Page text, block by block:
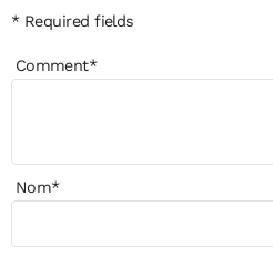
* Required fields
Comment*
Nom*